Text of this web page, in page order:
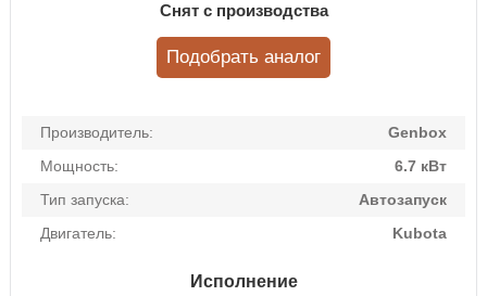
Производитель:
Genbox
Мощность:
6.7 кВт
Тип запуска:
Автозапуск
Двигатель:
Kubota
Исполнение
Снят с производства
Подобрать аналог